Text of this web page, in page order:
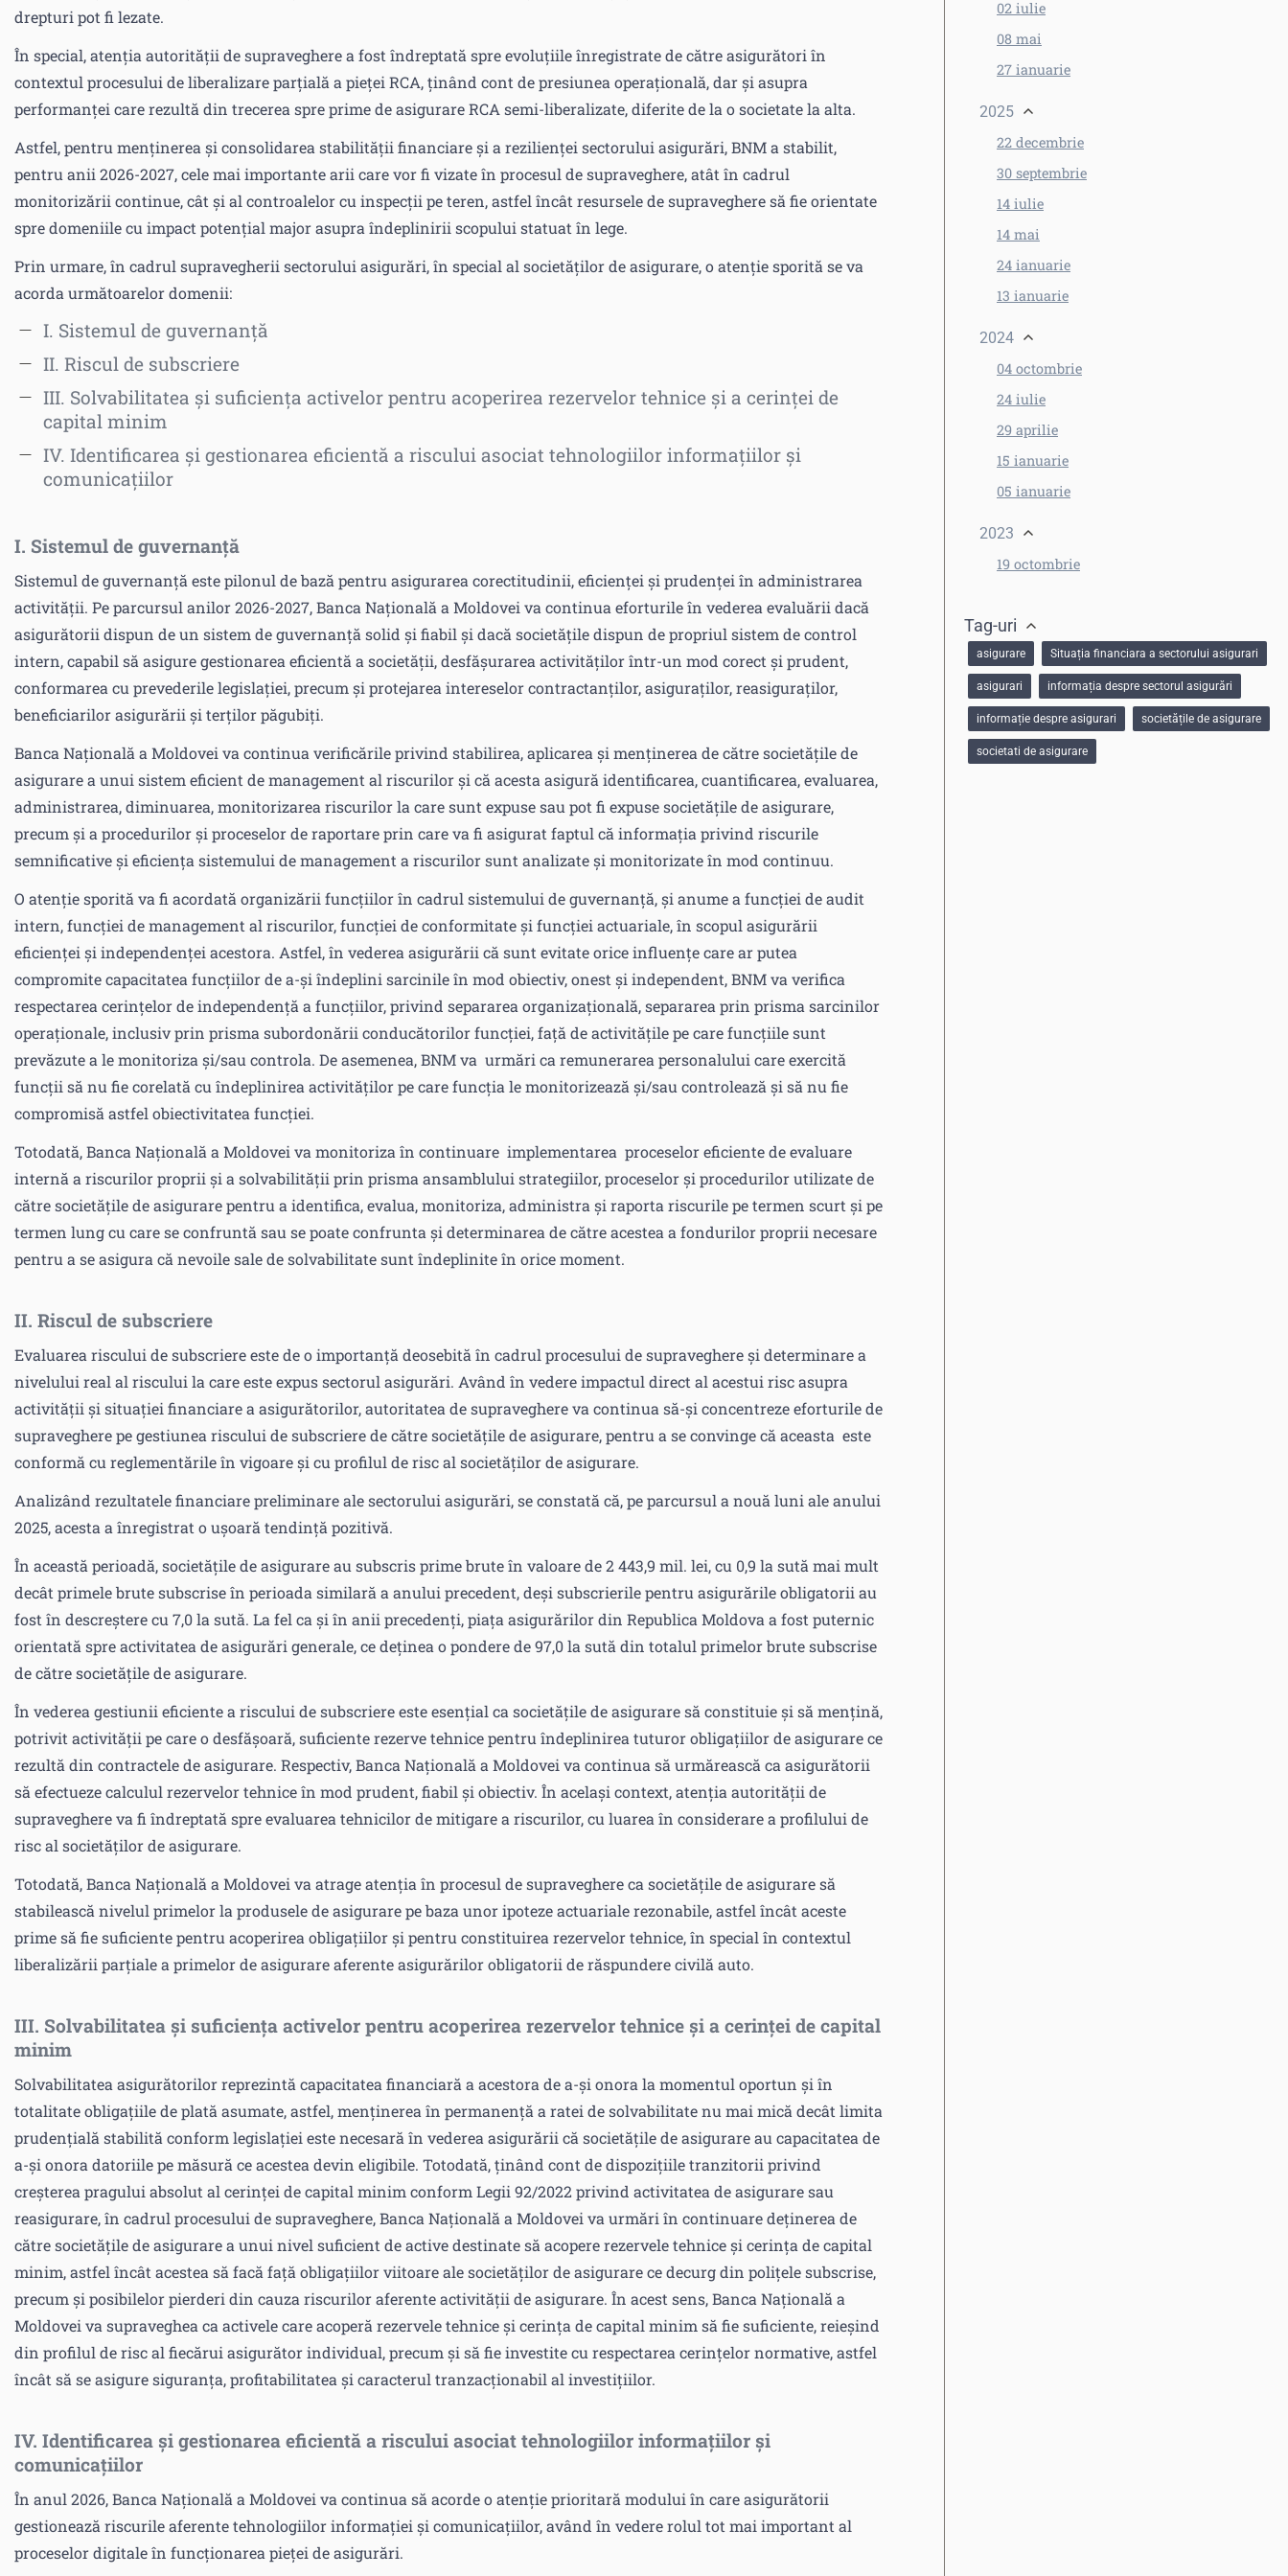
drepturi pot fi lezate.
În special, atenția autorității de supraveghere a fost îndreptată spre evoluțiile înregistrate de către asigurători în
contextul procesului de liberalizare parțială a pieței RCA, ținând cont de presiunea operațională, dar și asupra
performanței care rezultă din trecerea spre prime de asigurare RCA semi-liberalizate, diferite de la o societate la alta.
Astfel, pentru menținerea și consolidarea stabilității financiare și a rezilienței sectorului asigurări, BNM a stabilit,
pentru anii 2026-2027, cele mai importante arii care vor fi vizate în procesul de supraveghere, atât în cadrul
monitorizării continue, cât și al controalelor cu inspecții pe teren, astfel încât resursele de supraveghere să fie orientate
spre domeniile cu impact potențial major asupra îndeplinirii scopului statuat în lege.
Prin urmare, în cadrul supravegherii sectorului asigurări, în special al societăților de asigurare, o atenție sporită se va
acorda următoarelor domenii:
I. Sistemul de guvernanță
II. Riscul de subscriere
III. Solvabilitatea și suficiența activelor pentru acoperirea rezervelor tehnice și a cerinței de
capital minim
IV. Identificarea și gestionarea eficientă a riscului asociat tehnologiilor informațiilor și
comunicațiilor
I. Sistemul de guvernanță
Sistemul de guvernanță este pilonul de bază pentru asigurarea corectitudinii, eficienței și prudenței în administrarea
activității. Pe parcursul anilor 2026-2027, Banca Națională a Moldovei va continua eforturile în vederea evaluării dacă
asigurătorii dispun de un sistem de guvernanță solid și fiabil și dacă societățile dispun de propriul sistem de control
intern, capabil să asigure gestionarea eficientă a societății, desfășurarea activităților într-un mod corect şi prudent,
conformarea cu prevederile legislației, precum şi protejarea intereselor contractanților, asiguraților, reasiguraților,
beneficiarilor asigurării şi terților păgubiți.
Banca Națională a Moldovei va continua verificările privind stabilirea, aplicarea și menținerea de către societățile de
asigurare a unui sistem eficient de management al riscurilor și că acesta asigură identificarea, cuantificarea, evaluarea,
administrarea, diminuarea, monitorizarea riscurilor la care sunt expuse sau pot fi expuse societățile de asigurare,
precum și a procedurilor și proceselor de raportare prin care va fi asigurat faptul că informația privind riscurile
semnificative și eficiența sistemului de management a riscurilor sunt analizate și monitorizate în mod continuu.
O atenție sporită va fi acordată organizării funcțiilor în cadrul sistemului de guvernanță, și anume a funcției de audit
intern, funcției de management al riscurilor, funcției de conformitate şi funcției actuariale, în scopul asigurării
eficienței și independenței acestora. Astfel, în vederea asigurării că sunt evitate orice influențe care ar putea
compromite capacitatea funcțiilor de a-și îndeplini sarcinile în mod obiectiv, onest și independent, BNM va verifica
respectarea cerințelor de independență a funcțiilor, privind separarea organizațională, separarea prin prisma sarcinilor
operaționale, inclusiv prin prisma subordonării conducătorilor funcției, față de activitățile pe care funcțiile sunt
prevăzute a le monitoriza și/sau controla. De asemenea, BNM va urmări ca remunerarea personalului care exercită
funcții să nu fie corelată cu îndeplinirea activităților pe care funcția le monitorizează și/sau controlează și să nu fie
compromisă astfel obiectivitatea funcției.
Totodată, Banca Națională a Moldovei va monitoriza în continuare implementarea proceselor eficiente de evaluare
internă a riscurilor proprii și a solvabilității prin prisma ansamblului strategiilor, proceselor şi procedurilor utilizate de
către societățile de asigurare pentru a identifica, evalua, monitoriza, administra şi raporta riscurile pe termen scurt şi pe
termen lung cu care se confruntă sau se poate confrunta şi determinarea de către acestea a fondurilor proprii necesare
pentru a se asigura că nevoile sale de solvabilitate sunt îndeplinite în orice moment.
II. Riscul de subscriere
Evaluarea riscului de subscriere este de o importanță deosebită în cadrul procesului de supraveghere și determinare a
nivelului real al riscului la care este expus sectorul asigurări. Având în vedere impactul direct al acestui risc asupra
activității și situației financiare a asigurătorilor, autoritatea de supraveghere va continua să-și concentreze eforturile de
supraveghere pe gestiunea riscului de subscriere de către societățile de asigurare, pentru a se convinge că aceasta este
conformă cu reglementările în vigoare și cu profilul de risc al societăților de asigurare.
Analizând rezultatele financiare preliminare ale sectorului asigurări, se constată că, pe parcursul a nouă luni ale anului
2025, acesta a înregistrat o ușoară tendință pozitivă.
În această perioadă, societățile de asigurare au subscris prime brute în valoare de 2 443,9 mil. lei, cu 0,9 la sută mai mult
decât primele brute subscrise în perioada similară a anului precedent, deși subscrierile pentru asigurările obligatorii au
fost în descreștere cu 7,0 la sută. La fel ca și în anii precedenți, piața asigurărilor din Republica Moldova a fost puternic
orientată spre activitatea de asigurări generale, ce deținea o pondere de 97,0 la sută din totalul primelor brute subscrise
de către societățile de asigurare.
În vederea gestiunii eficiente a riscului de subscriere este esențial ca societățile de asigurare să constituie şi să mențină,
potrivit activității pe care o desfășoară, suficiente rezerve tehnice pentru îndeplinirea tuturor obligațiilor de asigurare ce
rezultă din contractele de asigurare. Respectiv, Banca Națională a Moldovei va continua să urmărească ca asigurătorii
să efectueze calculul rezervelor tehnice în mod prudent, fiabil și obiectiv. În același context, atenția autorității de
supraveghere va fi îndreptată spre evaluarea tehnicilor de mitigare a riscurilor, cu luarea în considerare a profilului de
risc al societăților de asigurare.
Totodată, Banca Națională a Moldovei va atrage atenția în procesul de supraveghere ca societățile de asigurare să
stabilească nivelul primelor la produsele de asigurare pe baza unor ipoteze actuariale rezonabile, astfel încât aceste
prime să fie suficiente pentru acoperirea obligațiilor și pentru constituirea rezervelor tehnice, în special în contextul
liberalizării parțiale a primelor de asigurare aferente asigurărilor obligatorii de răspundere civilă auto.
III. Solvabilitatea și suficiența activelor pentru acoperirea rezervelor tehnice și a cerinței de capital
minim
Solvabilitatea asigurătorilor reprezintă capacitatea financiară a acestora de a-și onora la momentul oportun și în
totalitate obligațiile de plată asumate, astfel, menținerea în permanență a ratei de solvabilitate nu mai mică decât limita
prudențială stabilită conform legislației este necesară în vederea asigurării că societățile de asigurare au capacitatea de
a-și onora datoriile pe măsură ce acestea devin eligibile. Totodată, ținând cont de dispozițiile tranzitorii privind
creșterea pragului absolut al cerinței de capital minim conform Legii 92/2022 privind activitatea de asigurare sau
reasigurare, în cadrul procesului de supraveghere, Banca Națională a Moldovei va urmări în continuare deținerea de
către societățile de asigurare a unui nivel suficient de active destinate să acopere rezervele tehnice și cerința de capital
minim, astfel încât acestea să facă față obligațiilor viitoare ale societăților de asigurare ce decurg din polițele subscrise,
precum și posibilelor pierderi din cauza riscurilor aferente activității de asigurare. În acest sens, Banca Națională a
Moldovei va supraveghea ca activele care acoperă rezervele tehnice și cerința de capital minim să fie suficiente, reieșind
din profilul de risc al fiecărui asigurător individual, precum și să fie investite cu respectarea cerințelor normative, astfel
încât să se asigure siguranța, profitabilitatea și caracterul tranzacționabil al investițiilor.
IV. Identificarea și gestionarea eficientă a riscului asociat tehnologiilor informațiilor și
comunicațiilor
În anul 2026, Banca Națională a Moldovei va continua să acorde o atenție prioritară modului în care asigurătorii
gestionează riscurile aferente tehnologiilor informației și comunicațiilor, având în vedere rolul tot mai important al
proceselor digitale în funcționarea pieței de asigurări.
02 iulie
08 mai
27 ianuarie
2025
22 decembrie
30 septembrie
14 iulie
14 mai
24 ianuarie
13 ianuarie
2024
04 octombrie
24 iulie
29 aprilie
15 ianuarie
05 ianuarie
2023
19 octombrie
Tag-uri
asigurare Situația financiara a sectorului asigurari
asigurari informația despre sectorul asigurări
informație despre asigurari societățile de asigurare
societati de asigurare